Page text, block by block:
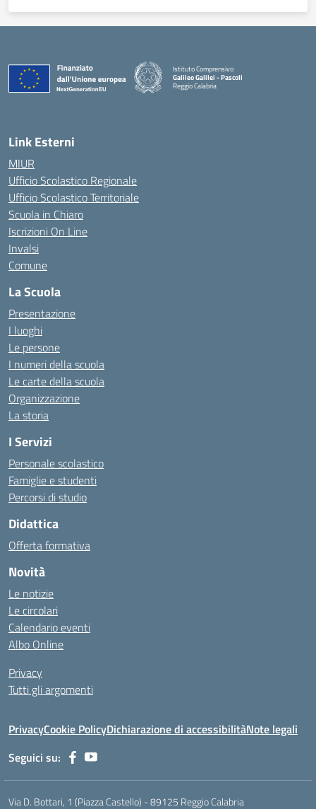
Istituto Comprensivo
Galileo Galilei - Pascoli
Reggio Calabria
Link Esterni
MIUR
Ufficio Scolastico Regionale
Ufficio Scolastico Territoriale
Scuola in Chiaro
Iscrizioni On Line
Invalsi
Comune
La Scuola
Presentazione
I luoghi
Le persone
I numeri della scuola
Le carte della scuola
Organizzazione
La storia
I Servizi
Personale scolastico
Famiglie e studenti
Percorsi di studio
Didattica
Offerta formativa
Novità
Le notizie
Le circolari
Calendario eventi
Albo Online
Privacy
Tutti gli argomenti
PrivacyCookie PolicyDichiarazione di accessibilitàNote legali
Seguici su:
Via D. Bottari, 1 (Piazza Castello) - 89125 Reggio Calabria